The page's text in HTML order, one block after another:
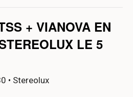
+ VIANOVA EN
LE 5
• Stereolux